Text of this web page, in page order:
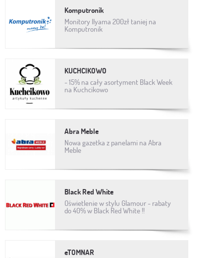
Komputronik
Monitory IIyama 200zł taniej na
Komputronik
KUCHCIKOWO
- 15% na cały asortyment Black Week
na Kuchcikowo
Abra Meble
Nowa gazetka z panelami na Abra
Meble
Black Red White
Oświetlenie w stylu Glamour - rabaty
do 40% w Black Red White !!
eTOMNAR